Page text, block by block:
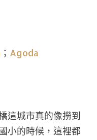
； Agoda
這城市真的像撈到
小的時候，這裡都